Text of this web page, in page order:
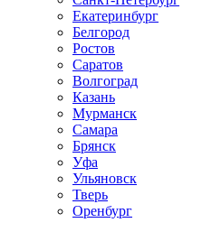
Екатеринбург
Белгород
Ростов
Саратов
Волгоград
Казань
Мурманск
Самара
Брянск
Уфа
Ульяновск
Тверь
Оренбург